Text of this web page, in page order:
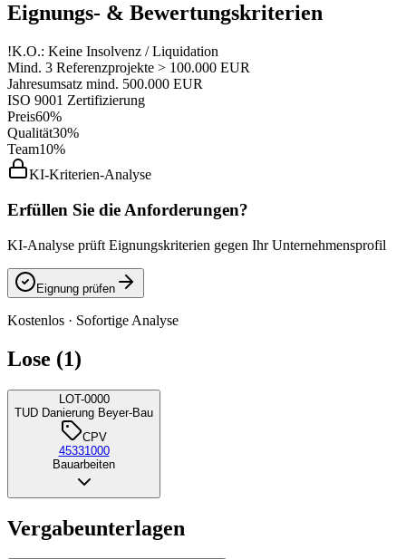
Eignungs- & Bewertungskriterien
!K.O.: Keine Insolvenz / Liquidation
Mind. 3 Referenzprojekte > 100.000 EUR
Jahresumsatz mind. 500.000 EUR
ISO 9001 Zertifizierung
Preis60%
Qualität30%
Team10%
KI-Kriterien-Analyse
Erfüllen Sie die Anforderungen?
KI-Analyse prüft Eignungskriterien gegen Ihr Unternehmensprofil
Eignung prüfen
Kostenlos · Sofortige Analyse
Lose (1)
LOT-0000
TUD Danierung Beyer-Bau
CPV
45331000
Bauarbeiten
Vergabeunterlagen